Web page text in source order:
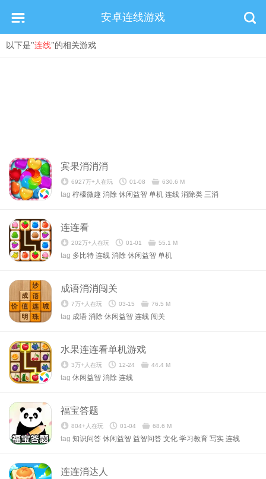
安卓连线游戏
以下是"连线"的相关游戏
宾果消消消
6927万+人在玩 01-08 630.6 M
tag 柠檬微趣 消除 休闲益智 单机 连线 消除类 三消
连连看
202万+人在玩 01-01 55.1 M
tag 多比特 连线 消除 休闲益智 单机
成语消消闯关
7万+人在玩 03-15 76.5 M
tag 成语 消除 休闲益智 连线 闯关
水果连连看单机游戏
3万+人在玩 12-24 44.4 M
tag 休闲益智 消除 连线
福宝答题
804+人在玩 01-04 68.6 M
tag 知识问答 休闲益智 益智问答 文化 学习教育 写实 连线
连连消达人